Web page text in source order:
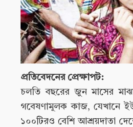
প্রতিবেদনের প্রেক্ষাপট:
চলতি বছরের জুন মাসের
গবেষণামূলক কাজ, যেখানে
১০০টিরও বেশি আশ্রয়দাতা